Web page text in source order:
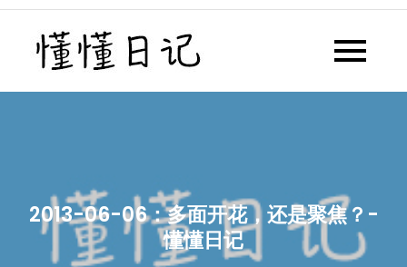
Skip
content
懂懂日记网每天同步更新懂懂学
2013-06-06：多面开花，还是聚焦？-
懂懂日记